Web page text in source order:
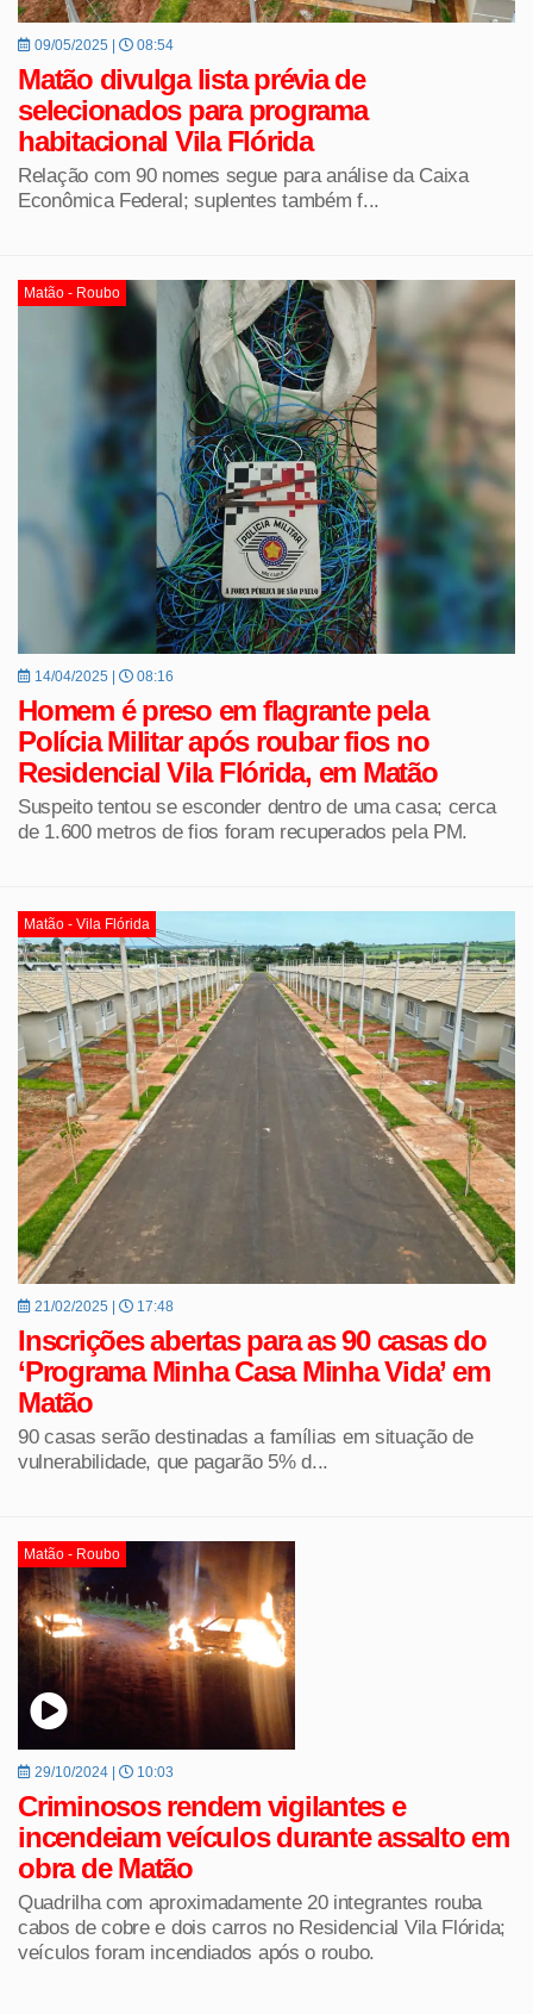
09/05/2025 | 08:54
Matão divulga lista prévia de
selecionados para programa
habitacional Vila Flórida
Relação com 90 nomes segue para análise da Caixa
Econômica Federal; suplentes também f...
Matão - Roubo
14/04/2025 | 08:16
Homem é preso em flagrante pela
Polícia Militar após roubar fios no
Residencial Vila Flórida, em Matão
Suspeito tentou se esconder dentro de uma casa; cerca
de 1.600 metros de fios foram recuperados pela PM.
Matão - Vila Flórida
21/02/2025 | 17:48
Inscrições abertas para as 90 casas do
‘Programa Minha Casa Minha Vida’ em
Matão
90 casas serão destinadas a famílias em situação de
vulnerabilidade, que pagarão 5% d...
Matão - Roubo
29/10/2024 | 10:03
Criminosos rendem vigilantes e
incendeiam veículos durante assalto em
obra de Matão
Quadrilha com aproximadamente 20 integrantes rouba
cabos de cobre e dois carros no Residencial Vila Flórida;
veículos foram incendiados após o roubo.